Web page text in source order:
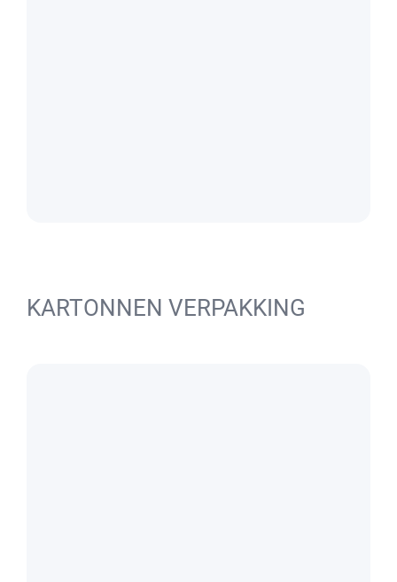
KARTONNEN VERPAKKING